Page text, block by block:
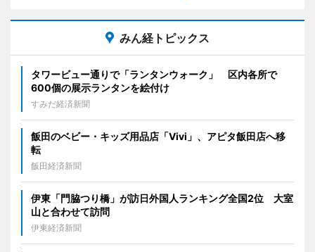
みん経トピックス
タワービュー通りで「ランタンウォーク」 区内各所で
600個の展示ランタンを絵付け
すみだ経済新聞
飯田のベビー・キッズ用品店「Vivi」、アピタ飯田店へ移
転
飯田経済新聞
伊東「門脇つり橋」が訪日外国人ランキング全国2位 大室
山と合わせて訪問
伊東経済新聞